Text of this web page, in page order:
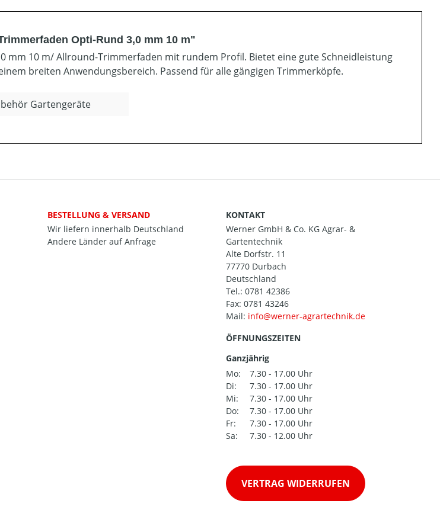
Opti-Rund 3,0 mm 10 m"
mm 10 m/ Allround-Trimmerfaden mit rundem Profil. Bietet eine gute Schneidleistung
breiten Anwendungsbereich. Passend für alle gängigen Trimmerköpfe.
Gartengeräte
BESTELLUNG & VERSAND
Wir liefern innerhalb Deutschland
Andere Länder auf Anfrage
KONTAKT
Werner GmbH & Co. KG Agrar- &
Gartentechnik
Alte Dorfstr. 11
77770 Durbach
Deutschland
Tel.: 0781 42386
Fax: 0781 43246
Mail:
ÖFFNUNGSZEITEN
Ganzjährig
Mo:
7.30 - 17.00 Uhr
Di:
7.30 - 17.00 Uhr
Mi:
7.30 - 17.00 Uhr
Do:
7.30 - 17.00 Uhr
Fr:
7.30 - 17.00 Uhr
Sa:
7.30 - 12.00 Uhr
VERTRAG WIDERRUFEN